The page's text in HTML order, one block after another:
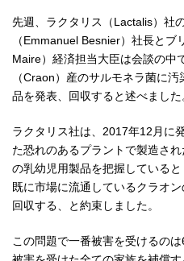
先週、ラクタリス（Lactalis）社
（Emmanuel Besnier）社長と
Maire）経済担当大臣は会談の中
（Craon）産のサルモネラ菌に
品を発表、回収すると述べました
ラクタリス社は、2017年12月に
た恐れのあるプラントで製造さ
の乳幼児用製品を把握している
既に市場に流通しているクラオ
回収する、と約束しました。
この問題で一番被害を受けるの